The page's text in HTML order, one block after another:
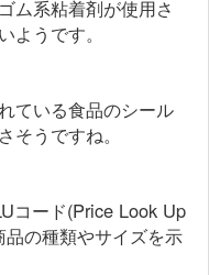
ム系粘着剤が使用さ
ようです。
ている食品のシール
そうですね。
コード(Price Look Up
の種類やサイズを示